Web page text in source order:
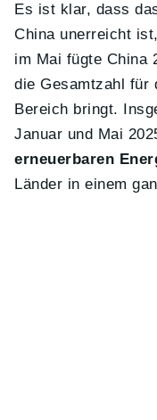
Es ist klar, dass
China unerreicht
im Mai fügte China
die Gesamtzahl für
Bereich bringt.
Januar und Mai
erneuerbaren
Länder in einem